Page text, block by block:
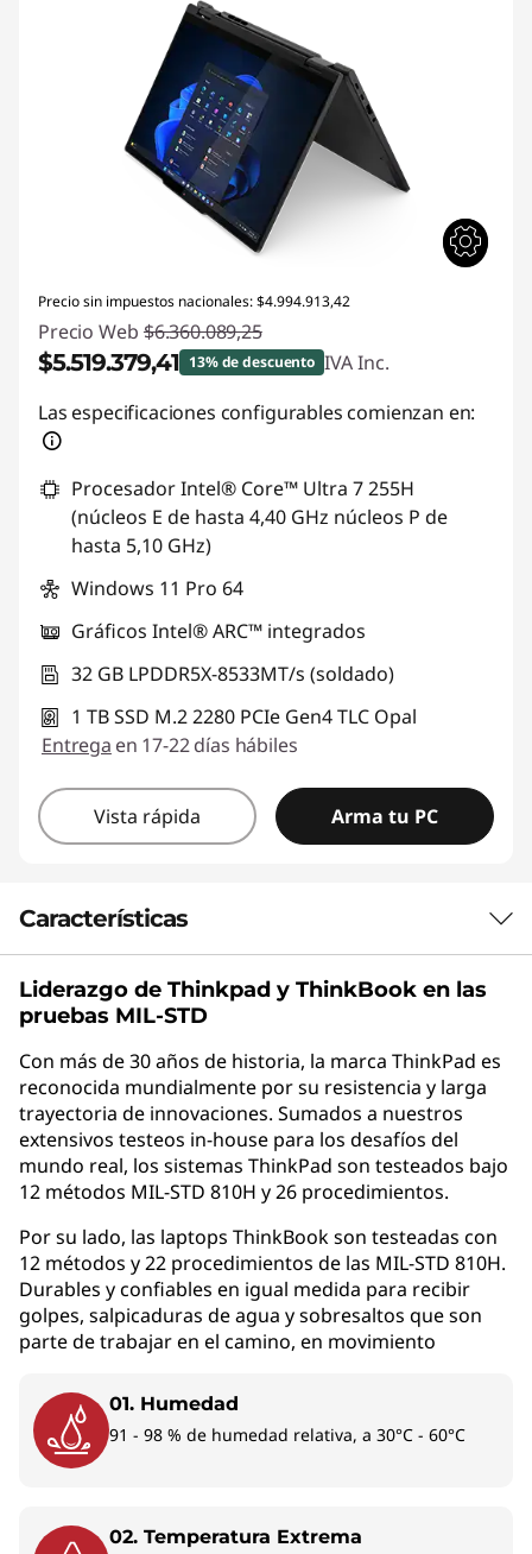
Precio sin impuestos nacionales: $4.994.913,42
Precio Web $6.360.089,25
$5.519.379,41 13% de descuento IVA Inc.
Descuento prod (inc IVA) :-$840.709,84
Las especificaciones configurables comienzan en:
Procesador Intel® Core™ Ultra 7 255H
(núcleos E de hasta 4,40 GHz núcleos P de
hasta 5,10 GHz)
Windows 11 Pro 64
Gráficos Intel® ARC™ integrados
32 GB LPDDR5X-8533MT/s (soldado)
1 TB SSD M.2 2280 PCIe Gen4 TLC Opal
Entrega en 17-22 días hábiles
Vista rápida Arma tu PC
Características
SE PLIEGA HACIA ATRÁS
Laptop. Tablet. Bloc
de dibujo. Dispositivo
de colaboración.
La laptop ThinkPad T14s 2 en 1 marca un hito
potente ofrece un rendimiento que se adapta
a tus flujos de trabajo. Su batería de larga
duración, eficiencia energética y peso ligero la
hacen ideal para trabajar en cualquier lugar.
Mejora la experiencia con la pantalla táctil con
magnéticamente para mayor comodidad.
Liderazgo de Thinkpad y ThinkBook en las
pruebas MIL-STD
Con más de 30 años de historia, la marca ThinkPad es
reconocida mundialmente por su resistencia y larga
trayectoria de innovaciones. Sumados a nuestros
extensivos testeos in-house para los desafíos del
mundo real, los sistemas ThinkPad son testeados bajo
12 métodos MIL-STD 810H y 26 procedimientos.
Por su lado, las laptops ThinkBook son testeadas con
12 métodos y 22 procedimientos de las MIL-STD 810H.
Durables y confiables en igual medida para recibir
golpes, salpicaduras de agua y sobresaltos que son
parte de trabajar en el camino, en movimiento
01. Humedad
91 - 98 % de humedad relativa, a 30°C - 60°C
02. Temperatura Extrema